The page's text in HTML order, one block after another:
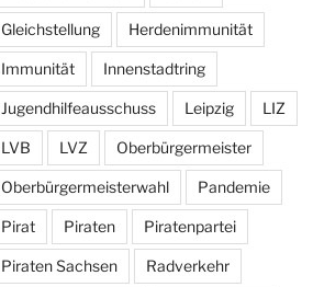
Gleichstellung Herdenimmunität
Immunität Innenstadtring
Jugendhilfeausschuss Leipzig LIZ
LVB LVZ Oberbürgermeister
Oberbürgermeisterwahl Pandemie
Pirat Piraten Piratenpartei
Piraten Sachsen Radverkehr